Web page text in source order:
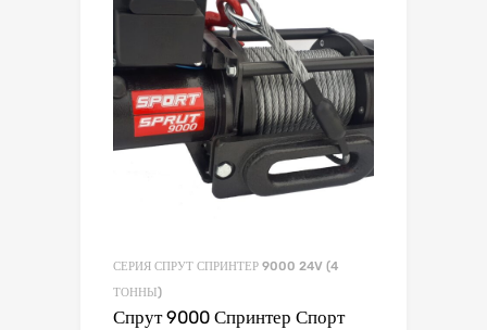
СЕРИЯ СПРУТ СПРИНТЕР 9000 24V (4
ТОННЫ)
Спрут 9000 Спринтер Спорт